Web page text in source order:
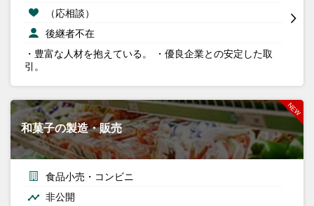
（応相談）
後継者不在
・豊富な人材を抱えている。 ・優良企業との安定した取
引。
和菓子の製造・販売
食品小売・コンビニ
非公開